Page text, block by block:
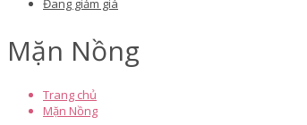
Đang giảm giá
Mặn Nồng
Trang chủ
Mặn Nồng